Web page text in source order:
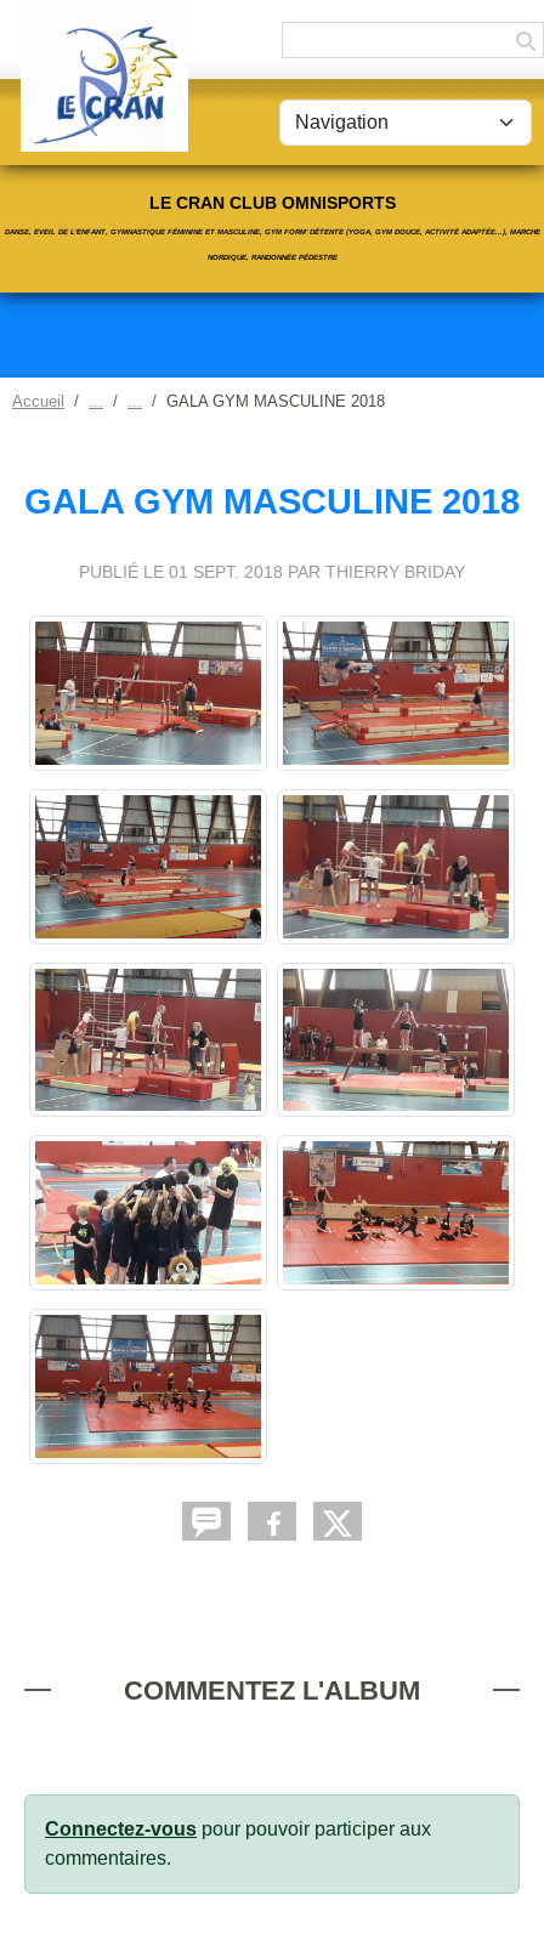
LE CRAN CLUB OMNISPORTS
DANSE, EVEIL DE L'ENFANT, GYMNASTIQUE FÉMININE ET MASCULINE, GYM FORM' DÉTENTE (YOGA, GYM DOUCE, ACTIVITÉ ADAPTÉE...), MARCHE
NORDIQUE, RANDONNÉE PÉDESTRE
Accueil GALA GYM MASCULINE 2018
GALA GYM MASCULINE 2018
PUBLIÉ LE 01 SEPT. 2018 PAR THIERRY BRIDAY
COMMENTEZ L'ALBUM
Connectez-vous pour pouvoir participer aux
commentaires.